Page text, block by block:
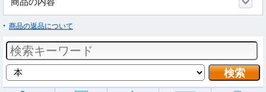
商品の返品について